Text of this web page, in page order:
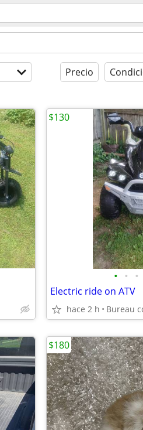
Precio
• • •
Electric ride on ATV
hace 2 h Bureau
$130
$180